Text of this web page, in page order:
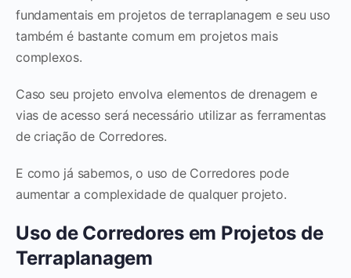
fundamentais em projetos de terraplanagem e seu uso
também é bastante comum em projetos mais
complexos.
Caso seu projeto envolva elementos de drenagem e
vias de acesso será necessário utilizar as ferramentas
de criação de Corredores.
E como já sabemos, o uso de Corredores pode
aumentar a complexidade de qualquer projeto.
Uso de Corredores em Projetos de
Terraplanagem